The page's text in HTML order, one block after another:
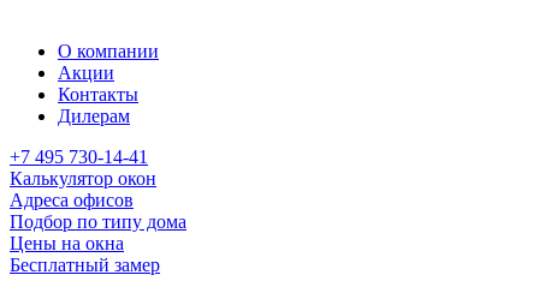
О компании
Акции
Контакты
Дилерам
+7 495 730-14-41
Калькулятор окон
Адреса офисов
Подбор по типу дома
Цены на окна
Бесплатный замер